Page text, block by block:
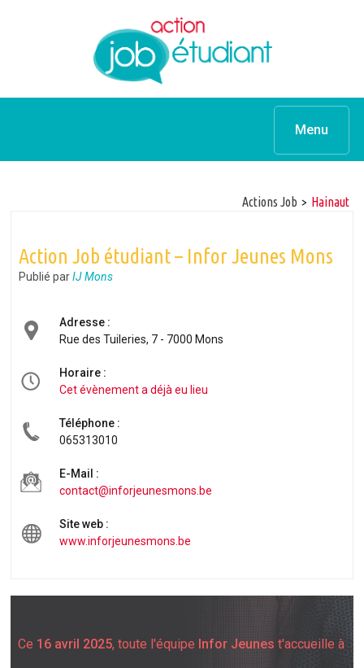
Menu
Actions Job > hainaut
Action Job étudiant – Infor Jeunes Mons
Publié par IJ Mons
Adresse :
Rue des Tuileries, 7 - 7000 Mons
Horaire :
Cet évènement a déjà eu lieu
Téléphone :
065313010
E-Mail :
contact@inforjeunesmons.be
Site web :
www.inforjeunesmons.be
Ce 16 avril 2025, toute l'équipe Infor Jeunes t'accueille à